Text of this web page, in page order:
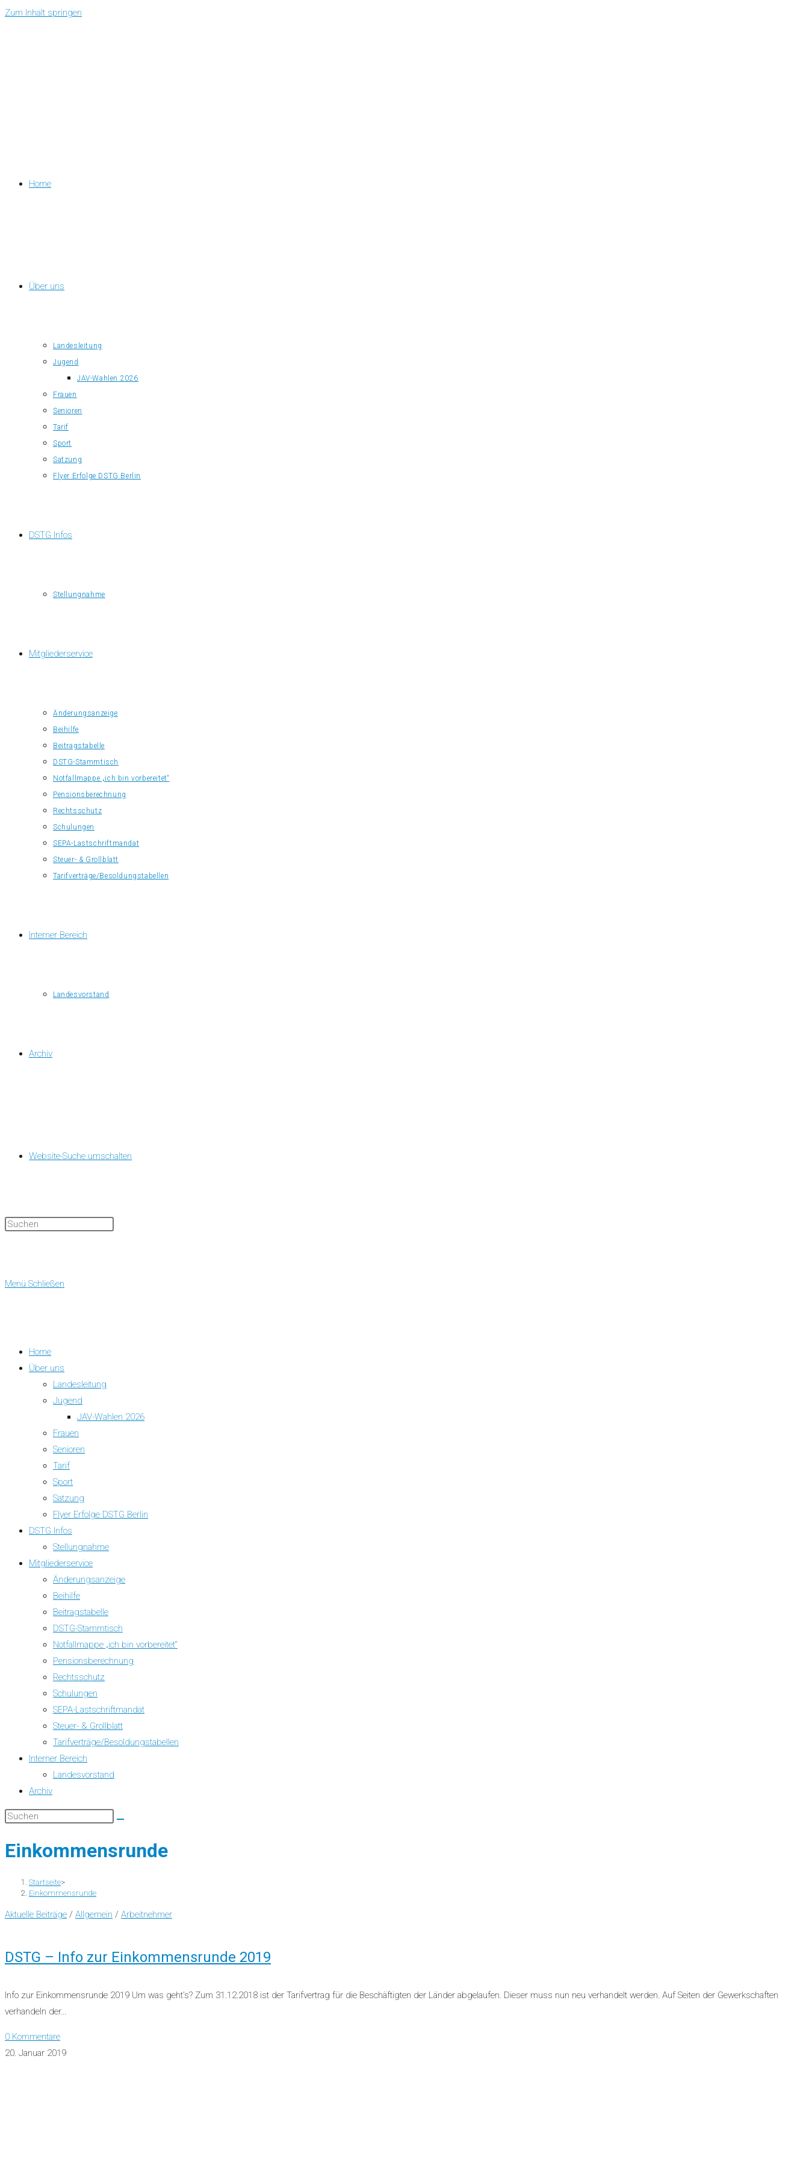
Zum Inhalt springen
Home
Über uns
Landesleitung
Jugend
JAV-Wahlen 2026
Frauen
Senioren
Tarif
Sport
Satzung
Flyer Erfolge DSTG Berlin
DSTG Infos
Stellungnahme
Mitgliederservice
Änderungsanzeige
Beihilfe
Beitragstabelle
DSTG-Stammtisch
Notfallmappe „ich bin vorbereitet“
Pensionsberechnung
Rechtsschutz
Schulungen
SEPA-Lastschriftmandat
Steuer- & Grollblatt
Tarifverträge/Besoldungstabellen
Interner Bereich
Landesvorstand
Archiv
Website-Suche umschalten
Menü Schließen
Home
Über uns
Landesleitung
Jugend
JAV-Wahlen 2026
Frauen
Senioren
Tarif
Sport
Satzung
Flyer Erfolge DSTG Berlin
DSTG Infos
Stellungnahme
Mitgliederservice
Änderungsanzeige
Beihilfe
Beitragstabelle
DSTG-Stammtisch
Notfallmappe „ich bin vorbereitet“
Pensionsberechnung
Rechtsschutz
Schulungen
SEPA-Lastschriftmandat
Steuer- & Grollblatt
Tarifverträge/Besoldungstabellen
Interner Bereich
Landesvorstand
Archiv
Einkommensrunde
Startseite>
Einkommensrunde
Aktuelle Beiträge / Allgemein / Arbeitnehmer
DSTG – Info zur Einkommensrunde 2019
Info zur Einkommensrunde 2019 Um was geht’s? Zum 31.12.2018 ist der Tarifvertrag für die Beschäftigten der Länder abgelaufen. Dieser muss nun neu verhandelt werden. Auf Seiten der Gewerkschaften
verhandeln der…
0 Kommentare
20. Januar 2019